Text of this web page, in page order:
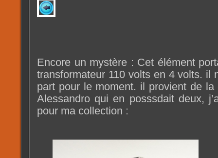
Encore un mystère : Cet élément
transformateur 110 volts en 4 volts. il
part pour le moment. il provient de
Alessandro qui en posssdait deux,
pour ma collection :